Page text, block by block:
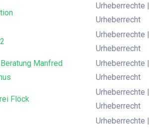
Urheberrechte |
Urheberrecht
Urheberrechte |
Urheberrecht
Manfred
Urheberrechte |
Urheberrecht
Flöck
Urheberrechte |
Urheberrecht
Urheberrechte |